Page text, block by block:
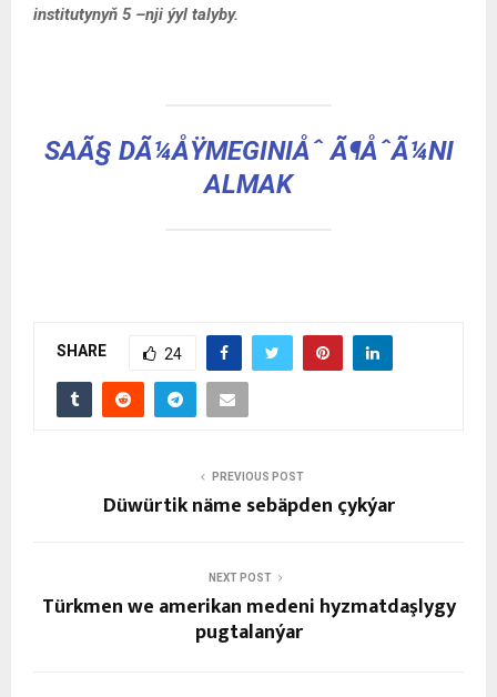
institutynyň 5 –nji ýyl talyby.
SAÃ§ DÃ¼ÅŸMEGINIÅˆ Ã¶ÅˆÃ¼NI
ALMAK
SHARE 24
PREVIOUS POST
Düwürtik näme sebäpden çykýar
NEXT POST
Türkmen we amerikan medeni hyzmatdaşlygy
pugtalanýar